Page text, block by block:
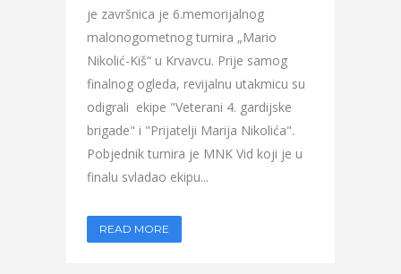
je završnica je 6.memorijalnog
malonogometnog turnira „Mario
Nikolić-Kiš“ u Krvavcu. Prije samog
finalnog ogleda, revijalnu utakmicu su
odigrali ekipe "Veterani 4. gardijske
brigade" i "Prijatelji Marija Nikolića".
Pobjednik turnira je MNK Vid koji je u
finalu svladao ekipu...
READ MORE